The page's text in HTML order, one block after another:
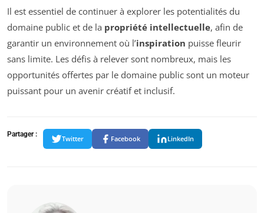
Il est essentiel de continuer à explorer les potentialités du
domaine public et de la propriété intellectuelle, afin de
garantir un environnement où l’inspiration puisse fleurir
sans limite. Les défis à relever sont nombreux, mais les
opportunités offertes par le domaine public sont un moteur
puissant pour un avenir créatif et inclusif.
Partager :
Twitter Facebook LinkedIn